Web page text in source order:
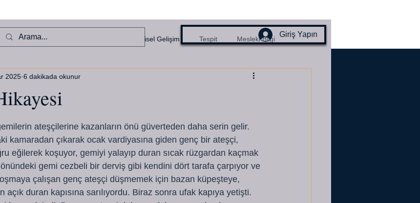
Giriş Yapın
Haberler Kişisel Gelişim Tespit Mesleki Bilgi
2025 6 dakikada okunur
ateşçilerine kazanların önü güverteden daha serin gelir.
kamaradan çıkarak ocak vardiyasına giden genç bir ateşçi,
eğilerek koşuyor, gemiyi yalayıp duran sıcak rüzgardan kaçmak
önündeki gemi cezbeli bir derviş gibi kendini dört tarafa çarpıyor ve
çalışan genç ateşçi düşmemek için bazan küpeşteye,
açık duran kapısına sarılıyordu. Biraz sonra ufak kapıya yetişti.